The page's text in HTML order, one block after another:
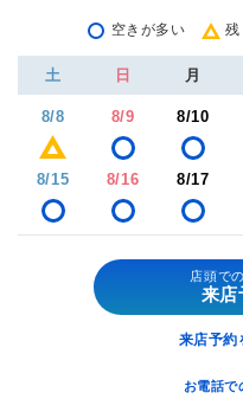
空きが多い 残
土 日 月
8/8 8/9 8/10
8/15 8/16 8/17
店頭で
来店
来店予約
お電話で